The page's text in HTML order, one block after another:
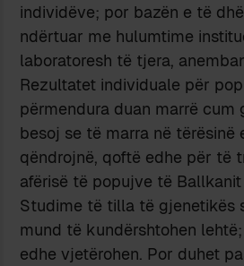
individëve; por bazën e të
ndërtuar me hulumtime
laboratoresh të tjera,
Rezultatet individuale për
përmendura duan marrë cum
besoj se të marra në tërësinë
qëndrojnë, qoftë edhe për të
afërisë të popujve të
Studime të tilla të gjenetikës
mund të kundërshtohen
edhe vjetërohen. Por duhet